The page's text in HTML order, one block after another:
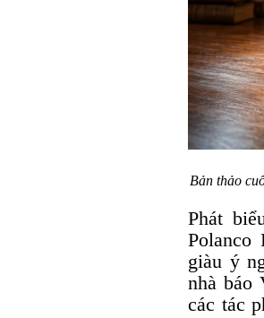
Bản thảo
Phát
Polanco
giàu ý
nhà báo
các tác